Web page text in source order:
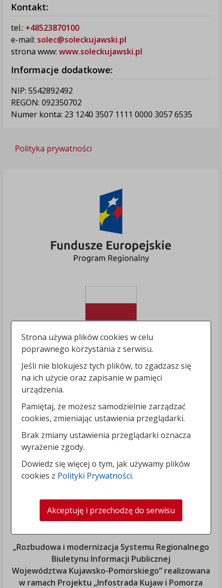
Kontakt:
tel.: +48523870100
e-mail: solec@soleckujawski.pl
strona www: www.soleckujawski.pl
Informacje dodatkowe:
NIP: 5542892492
REGON: 092350702
Numer konta: 23 1240 3507 1111 0000 3057 6535
Polityka prywatności
„Rozbudowa i modernizacja Systemu Regionalnego
Biuletynu Informacji Publicznej
Województwa Kujawsko-Pomorskiego” realizowana
w ramach Projektu „Infostrada Kujaw i Pomorza
Strona używa plików cookies w celu
poprawnego korzystania z serwisu.
Jeśli nie blokujesz tych plików, to zgadzasz się
na ich użycie oraz zapisanie w pamięci
urządzenia.
Pamiętaj, że możesz samodzielnie zarządzać
cookies, zmieniając ustawienia przeglądarki.
Brak zmiany ustawienia przeglądarki oznacza
wyrażenie zgody.
Dowiedz się więcej o tym, jak używamy plików
cookies z Polityki Prywatności.
Akceptuję i przechodzę do serwisu